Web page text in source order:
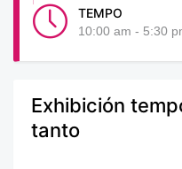
TEMPO
10:00 am - 5:30
Exhibición
tanto